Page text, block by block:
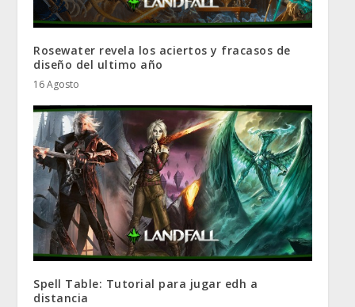
Rosewater revela los aciertos y fracasos de
diseño del ultimo año
16 Agosto
Spell Table: Tutorial para jugar edh a
distancia